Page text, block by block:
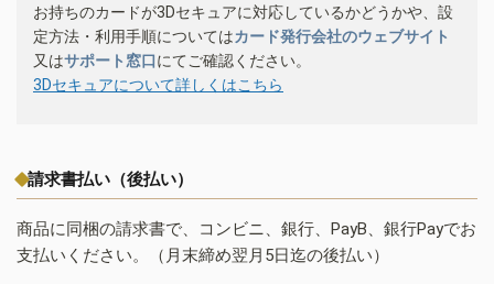
お持ちのカードが3Dセキュアに対応しているかどうかや、設
定方法・利用手順についてはカード発行会社のウェブサイト
又はサポート窓口にてご確認ください。
3Dセキュアについて詳しくはこちら
請求書払い（後払い）
商品に同梱の請求書で、コンビニ、銀行、PayB、銀行Payでお
支払いください。（月末締め翌月5日迄の後払い）